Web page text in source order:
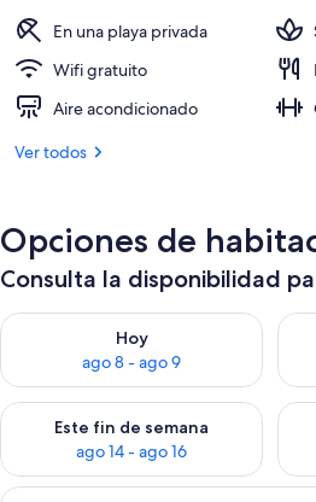
En una playa privada
Wifi gratuito
Aire acondicionado
Ver todos
Opciones de
Consulta la disponibilidad
Hoy
ago 8 - ago 9
Consulta la disponibilidad para hoy
Este fin de semana
ago 14 - ago 16
Consulta la disponibilidad para este